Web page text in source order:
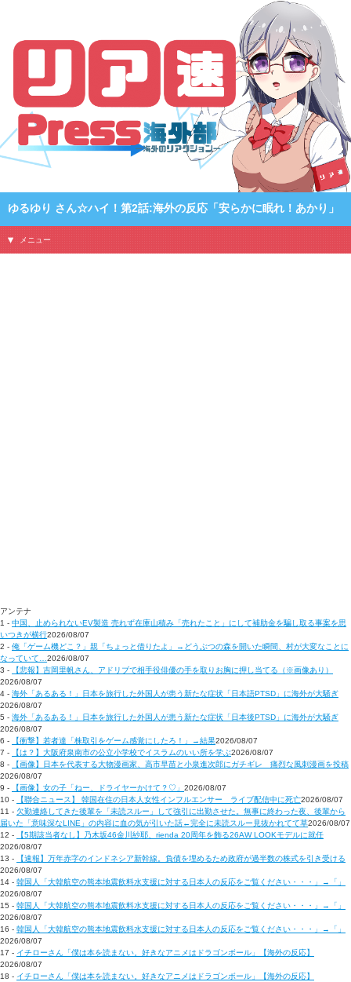
ゆるゆり さん☆ハイ！第2話:海外の反応「安らかに眠れ！あかり」
メニュー
アンテナ
1 - 中国、止められないEV製造 売れず在庫山積み「売れたこと」にして補助金を騙し取る事案を思
いつきが横行2026/08/07
2 - 俺「ゲーム機どこ？」親「ちょっと借りたよ」→どうぶつの森を開いた瞬間、村が大変なことに
なっていて…2026/08/07
3 -
【悲報】吉岡里帆さん、アドリブで相手役俳優の手を取りお胸に押し当てる（※画像あり）
2026/08/07
4 - 海外「あるある！」日本を旅行した外国人が患う新たな症状「日本語PTSD」に海外が大騒ぎ
2026/08/07
5 - 海外「あるある！」日本を旅行した外国人が患う新たな症状「日本後PTSD」に海外が大騒ぎ
2026/08/07
6 -
【衝撃】若者達「株取引をゲーム感覚にしたろ！」→結果2026/08/07
7 -
【は？】大阪府泉南市の公立小学校でイスラムのいい所を学ぶ2026/08/07
8 -
【画像】日本を代表する大物漫画家、高市早苗と小泉進次郎にガチギレ 痛烈な風刺漫画を投稿
2026/08/07
9 -
【画像】女の子「ねー、ドライヤーかけて？♡」 2026/08/07
10 -
【聯合ニュース】 韓国在住の日本人女性インフルエンサー ライブ配信中に死亡2026/08/07
11 - 欠勤連絡してきた後輩を「未読スルー」して強引に出勤させた。無事に終わった夜、後輩から
届いた「意味深なLINE」の内容に血の気が引いた話←完全に未読スルー見抜かれてて草2026/08/07
12 -
【5期該当者なし】乃木坂46金川紗耶、rienda 20周年を飾る26AW LOOKモデルに就任
2026/08/07
13 -
【速報】万年赤字のインドネシア新幹線。負債を埋めるため政府が過半数の株式を引き受ける
2026/08/07
14 - 韓国人「大韓航空の熊本地震飲料水支援に対する日本人の反応をご覧ください・・・」→「」
2026/08/07
15 - 韓国人「大韓航空の熊本地震飲料水支援に対する日本人の反応をご覧ください・・・」→「」
2026/08/07
16 - 韓国人「大韓航空の熊本地震飲料水支援に対する日本人の反応をご覧ください・・・」→「」
2026/08/07
17 - イチローさん「僕は本を読まない。好きなアニメはドラゴンボール」【海外の反応】
2026/08/07
18 - イチローさん「僕は本を読まない。好きなアニメはドラゴンボール」【海外の反応】